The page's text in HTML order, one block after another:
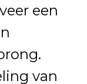
een
van